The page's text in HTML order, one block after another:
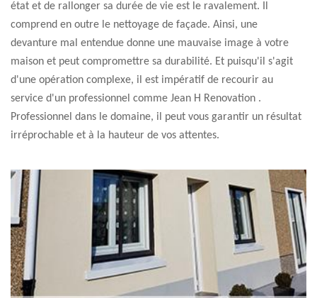
état et de rallonger sa durée de vie est le ravalement. Il
comprend en outre le nettoyage de façade. Ainsi, une
devanture mal entendue donne une mauvaise image à votre
maison et peut compromettre sa durabilité. Et puisqu'il s'agit
d'une opération complexe, il est impératif de recourir au
service d'un professionnel comme Jean H Renovation .
Professionnel dans le domaine, il peut vous garantir un résultat
irréprochable et à la hauteur de vos attentes.